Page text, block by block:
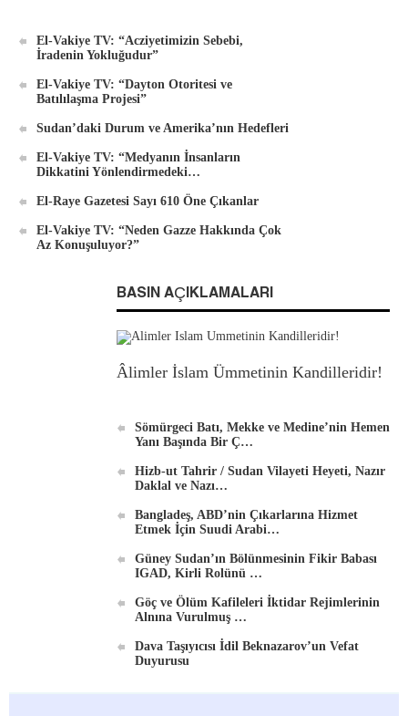
El-Vakiye TV: “Acziyetimizin Sebebi,
İradenin Yokluğudur”
El-Vakiye TV: “Dayton Otoritesi ve
Batılılaşma Projesi”
Sudan’daki Durum ve Amerika’nın Hedefleri
El-Vakiye TV: “Medyanın İnsanların
Dikkatini Yönlendirmedeki…
El-Raye Gazetesi Sayı 610 Öne Çıkanlar
El-Vakiye TV: “Neden Gazze Hakkında Çok
Az Konuşuluyor?”
BASIN AÇIKLAMALARI
Âlimler İslam Ümmetinin Kandilleridir!
Sömürgeci Batı, Mekke ve Medine’nin Hemen
Yanı Başında Bir Ç…
Hizb-ut Tahrir / Sudan Vilayeti Heyeti, Nazır
Daklal ve Nazı…
Bangladeş, ABD’nin Çıkarlarına Hizmet
Etmek İçin Suudi Arabi…
Güney Sudan’ın Bölünmesinin Fikir Babası
IGAD, Kirli Rolünü …
Göç ve Ölüm Kafileleri İktidar Rejimlerinin
Alnına Vurulmuş …
Dava Taşıyıcısı İdil Beknazarov’un Vefat
Duyurusu